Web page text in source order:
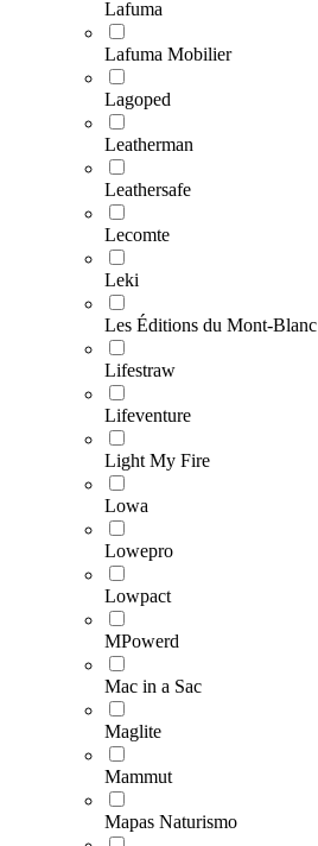
Lafuma
Lafuma Mobilier
Lagoped
Leatherman
Leathersafe
Lecomte
Leki
Les Éditions du Mont-Blanc
Lifestraw
Lifeventure
Light My Fire
Lowa
Lowepro
Lowpact
MPowerd
Mac in a Sac
Maglite
Mammut
Mapas Naturismo